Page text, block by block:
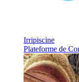
Irripiscine
Plateforme de